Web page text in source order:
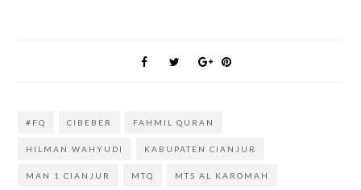
#FQ CIBEBER FAHMIL QURAN
HILMAN WAHYUDI KABUPATEN CIANJUR
MAN 1 CIANJUR MTQ MTS AL KAROMAH